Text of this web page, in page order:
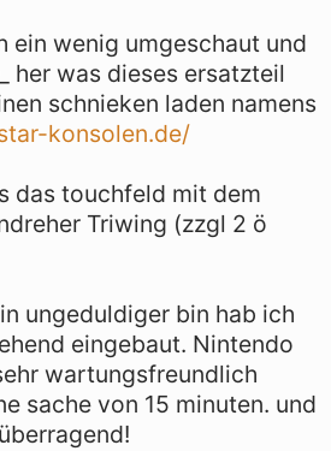
ein wenig umgeschaut und
her was dieses ersatzteil
schnieken laden namens
konsolen.de/
das touchfeld mit dem
Triwing (zzgl 2 ö
ungeduldiger bin hab ich
eingebaut. Nintendo
wartungsfreundlich
sache von 15 minuten. und